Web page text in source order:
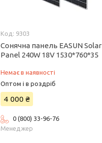
9303
Сонячна панель EASUN Solar
Panel 240W 18V 1530*760*35
Немає в наявності
Оптом і в роздріб
4 000 ₴
0 (800) 33-96-76
Менеджер